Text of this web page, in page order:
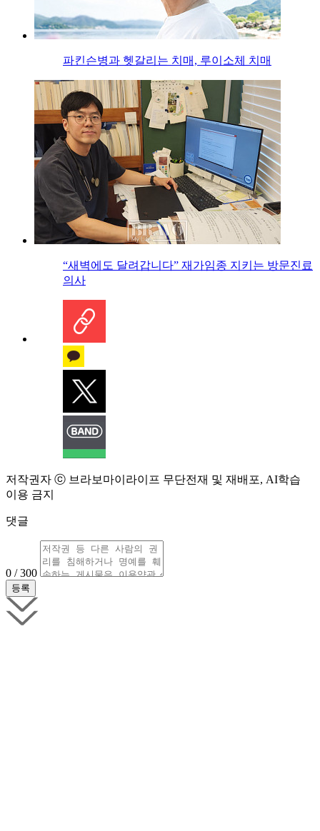
파킨슨병과 헷갈리는 치매, 루이소체 치매
“새벽에도 달려갑니다” 재가임종 지키는 방문진료
의사
저작권자 ⓒ 브라보마이라이프 무단전재 및 재배포, AI학습
이용 금지
댓글
0 / 300